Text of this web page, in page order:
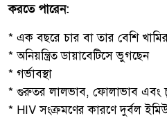
করতে পারেন:
* এক বছরে চার বা তার বেশি
* অনিয়ন্ত্রিত ডায়াবেটিসে ভুগছেন
* গর্ভাবস্থা
* গুরুতর লালভাব, ফোলাভাব এবং
* HIV সংক্রমণের কারণে দুর্বল